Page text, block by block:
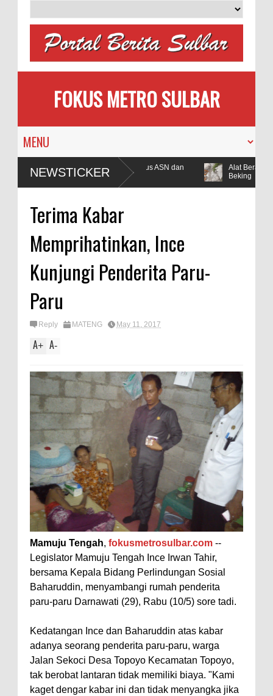
FOKUS METRO SULBAR
NEWSTICKER
Bupati Polman Raib, Polisi Ringkus ASN dan
Alat Berat
Beking
Terima Kabar
Memprihatinkan, Ince
Kunjungi Penderita Paru-
Paru
Reply MATENG May 11, 2017
A+ A-
Mamuju Tengah, fokusmetrosulbar.com --
Legislator Mamuju Tengah Ince Irwan Tahir,
bersama Kepala Bidang Perlindungan Sosial
Baharuddin, menyambangi rumah penderita
paru-paru Darnawati (29), Rabu (10/5) sore tadi.
Kedatangan Ince dan Baharuddin atas kabar
adanya seorang penderita paru-paru, warga
Jalan Sekoci Desa Topoyo Kecamatan Topoyo,
tak berobat lantaran tidak memiliki biaya. "Kami
kaget dengar kabar ini dan tidak menyangka jika